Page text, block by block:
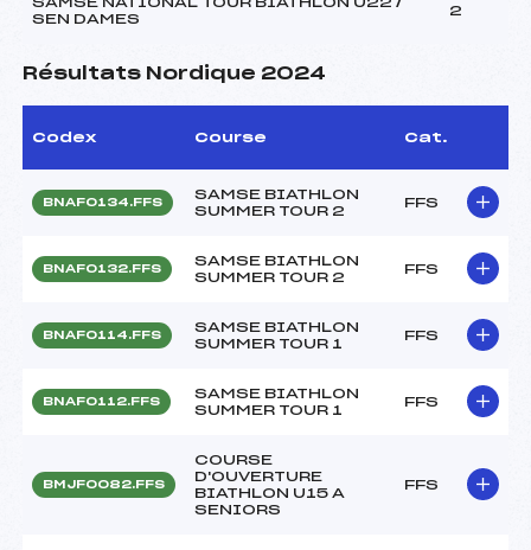
SEN DAMES
2
Résultats Nordique 2024
Codex Course Cat.
BNAF0134.FFS
SAMSE BIATHLON
SUMMER TOUR 2
FFS
BNAF0132.FFS
SAMSE BIATHLON
SUMMER TOUR 2
FFS
BNAF0114.FFS
SAMSE BIATHLON
SUMMER TOUR 1
FFS
BNAF0112.FFS
SAMSE BIATHLON
SUMMER TOUR 1
FFS
BMJF0082.FFS
COURSE
D'OUVERTURE
BIATHLON U15 A
SENIORS
FFS